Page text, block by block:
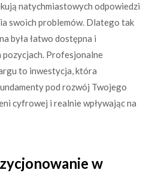
natychmiastowych odpowiedzi
swoich problemów. Dlatego tak
była łatwo dostępna i
pozycjach. Profesjonalne
to inwestycja, która
pod rozwój Twojego
cyfrowej i realnie wpływając na
w